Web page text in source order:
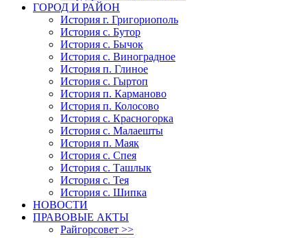
ГОРОД И РАЙОН
История г. Григориополь
История с. Бутор
История с. Бычок
История с. Виноградное
История п. Глиное
История с. Гыртоп
История п. Карманово
История п. Колосово
История с. Красногорка
История с. Малаешты
История п. Маяк
История с. Спея
История с. Ташлык
История с. Тея
История с. Шипка
НОВОСТИ
ПРАВОВЫЕ АКТЫ
Райгорсовет >>